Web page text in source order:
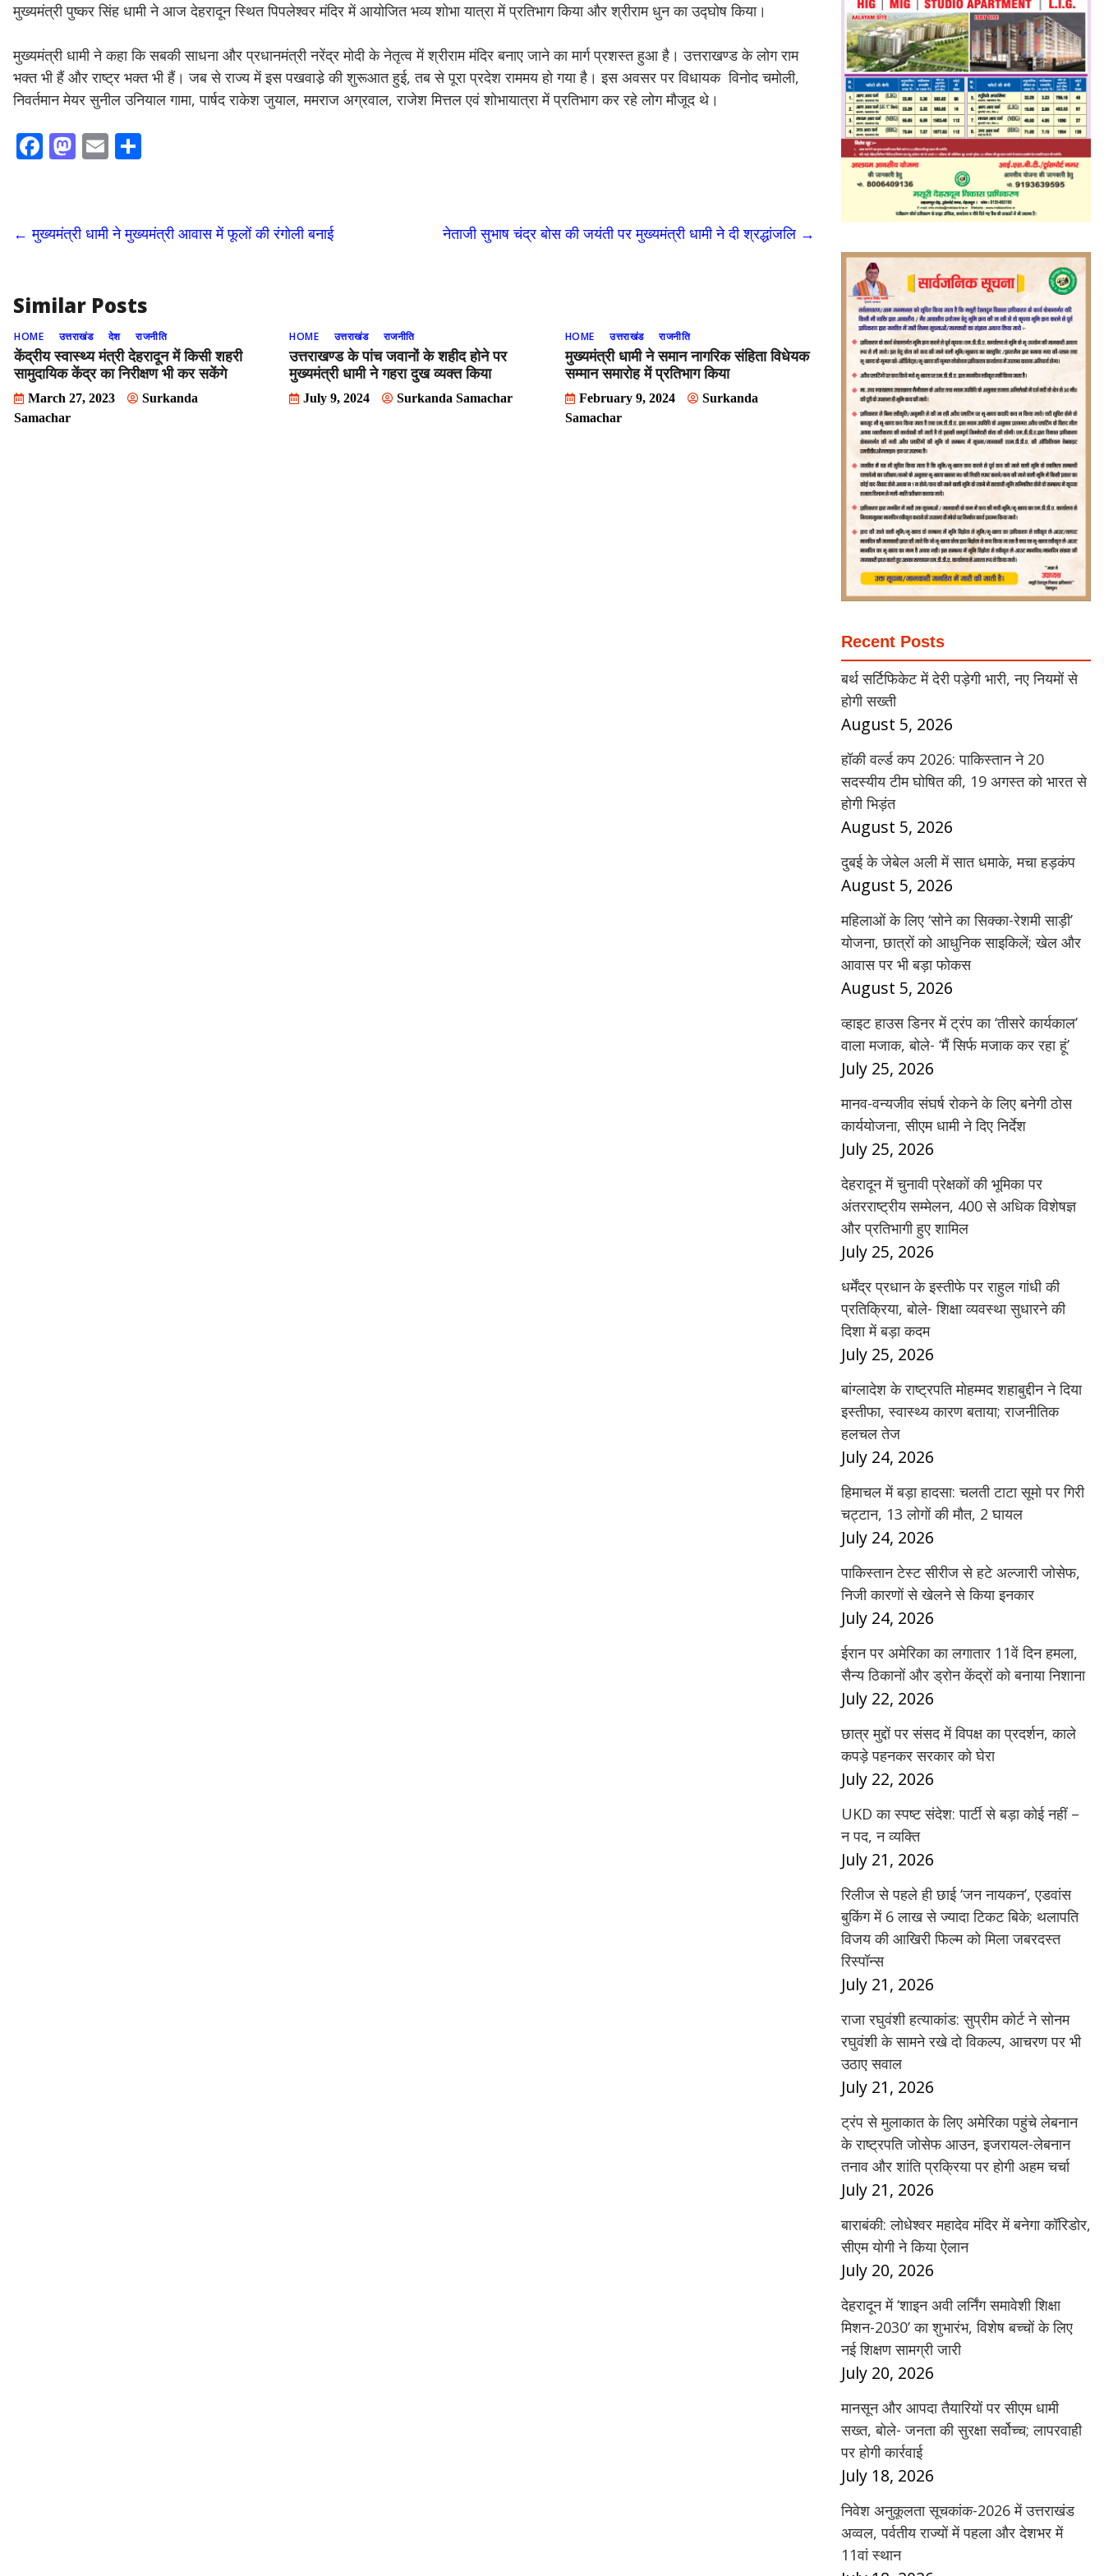
मुख्यमंत्री पुष्कर सिंह धामी ने आज देहरादून स्थित पिपलेश्वर मंदिर में आयोजित भव्य शोभा यात्रा में प्रतिभाग किया और श्रीराम धुन का उद्घोष किया।
मुख्यमंत्री धामी ने कहा कि सबकी साधना और प्रधानमंत्री नरेंद्र मोदी के नेतृत्व में श्रीराम मंदिर बनाए जाने का मार्ग प्रशस्त हुआ है। उत्तराखण्ड के लोग राम
भक्त भी हैं और राष्ट्र भक्त भी हैं। जब से राज्य में इस पखवाडे़ की शुरूआत हुई, तब से पूरा प्रदेश राममय हो गया है। इस अवसर पर विधायक विनोद चमोली,
निवर्तमान मेयर सुनील उनियाल गामा, पार्षद राकेश जुयाल, ममराज अग्रवाल, राजेश मित्तल एवं शोभायात्रा में प्रतिभाग कर रहे लोग मौजूद थे।
F
b
o
k
M
d
o
E
l e
← मुख्यमंत्री धामी ने मुख्यमंत्री आवास में फूलों की रंगोली बनाई नेताजी सुभाष चंद्र बोस की जयंती पर मुख्यमंत्री धामी ने दी श्रद्धांजलि →
Similar Posts
HOME उत्तराखंड देश राजनीति
केंद्रीय स्वास्थ्य मंत्री देहरादून में किसी शहरी
सामुदायिक केंद्र का निरीक्षण भी कर सकेंगे
March 27, 2023
Surkanda
Samachar
HOME उत्तराखंड राजनीति
उत्तराखण्ड के पांच जवानों के शहीद होने पर
मुख्यमंत्री धामी ने गहरा दुख व्यक्त किया
July 9, 2024 Surkanda Samachar
HOME उत्तराखंड राजनीति
मुख्यमंत्री धामी ने समान नागरिक संहिता विधेयक
सम्मान समारोह में प्रतिभाग किया
February 9, 2024
Surkanda
Samachar
Recent Posts
बर्थ सर्टिफिकेट में देरी पड़ेगी भारी, नए नियमों से
होगी सख्ती
August 5, 2026
हॉकी वर्ल्ड कप 2026: पाकिस्तान ने 20
सदस्यीय टीम घोषित की, 19 अगस्त को भारत से
होगी भिड़ंत
August 5, 2026
दुबई के जेबेल अली में सात धमाके, मचा हड़कंप
August 5, 2026
महिलाओं के लिए ‘सोने का सिक्का-रेशमी साड़ी’
योजना, छात्रों को आधुनिक साइकिलें; खेल और
आवास पर भी बड़ा फोकस
August 5, 2026
व्हाइट हाउस डिनर में ट्रंप का ‘तीसरे कार्यकाल’
वाला मजाक, बोले- ‘मैं सिर्फ मजाक कर रहा हूं’
July 25, 2026
मानव-वन्यजीव संघर्ष रोकने के लिए बनेगी ठोस
कार्ययोजना, सीएम धामी ने दिए निर्देश
July 25, 2026
देहरादून में चुनावी प्रेक्षकों की भूमिका पर
अंतरराष्ट्रीय सम्मेलन, 400 से अधिक विशेषज्ञ
और प्रतिभागी हुए शामिल
July 25, 2026
धर्मेंद्र प्रधान के इस्तीफे पर राहुल गांधी की
प्रतिक्रिया, बोले- शिक्षा व्यवस्था सुधारने की
दिशा में बड़ा कदम
July 25, 2026
बांग्लादेश के राष्ट्रपति मोहम्मद शहाबुद्दीन ने दिया
इस्तीफा, स्वास्थ्य कारण बताया; राजनीतिक
हलचल तेज
July 24, 2026
हिमाचल में बड़ा हादसा: चलती टाटा सूमो पर गिरी
चट्टान, 13 लोगों की मौत, 2 घायल
July 24, 2026
पाकिस्तान टेस्ट सीरीज से हटे अल्जारी जोसेफ,
निजी कारणों से खेलने से किया इनकार
July 24, 2026
ईरान पर अमेरिका का लगातार 11वें दिन हमला,
सैन्य ठिकानों और ड्रोन केंद्रों को बनाया निशाना
July 22, 2026
छात्र मुद्दों पर संसद में विपक्ष का प्रदर्शन, काले
कपड़े पहनकर सरकार को घेरा
July 22, 2026
UKD का स्पष्ट संदेश: पार्टी से बड़ा कोई नहीं –
न पद, न व्यक्ति
July 21, 2026
रिलीज से पहले ही छाई ‘जन नायकन’, एडवांस
बुकिंग में 6 लाख से ज्यादा टिकट बिके; थलापति
विजय की आखिरी फिल्म को मिला जबरदस्त
रिस्पॉन्स
July 21, 2026
राजा रघुवंशी हत्याकांड: सुप्रीम कोर्ट ने सोनम
रघुवंशी के सामने रखे दो विकल्प, आचरण पर भी
उठाए सवाल
July 21, 2026
ट्रंप से मुलाकात के लिए अमेरिका पहुंचे लेबनान
के राष्ट्रपति जोसेफ आउन, इजरायल-लेबनान
तनाव और शांति प्रक्रिया पर होगी अहम चर्चा
July 21, 2026
बाराबंकी: लोधेश्वर महादेव मंदिर में बनेगा कॉरिडोर,
सीएम योगी ने किया ऐलान
July 20, 2026
देहरादून में ‘शाइन अवी लर्निंग समावेशी शिक्षा
मिशन-2030’ का शुभारंभ, विशेष बच्चों के लिए
नई शिक्षण सामग्री जारी
July 20, 2026
मानसून और आपदा तैयारियों पर सीएम धामी
सख्त, बोले- जनता की सुरक्षा सर्वोच्च; लापरवाही
पर होगी कार्रवाई
July 18, 2026
निवेश अनुकूलता सूचकांक-2026 में उत्तराखंड
अव्वल, पर्वतीय राज्यों में पहला और देशभर में
11वां स्थान